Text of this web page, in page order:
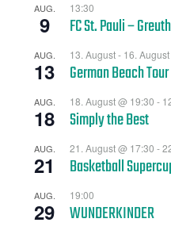
AUG.
9
13:30
FC St. Pauli –
AUG.
13
13. August- 16. August
German Beach Tour
AUG.
18
18. August @ 19:30 -
Simply the Best
AUG.
21
21. August @ 17:30 -
Basketball
AUG.
29
19:00
WUNDERKINDER